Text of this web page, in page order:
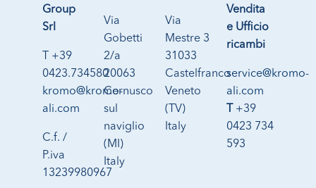
Group
Srl
T +39
0423.734580
kromo@kromo-
ali.com
C.f. /
P.iva
13239980967
Via
Gobetti
2/a
20063
Cernusco
sul
naviglio
(MI)
Italy
Via
Mestre 3
31033
Castelfranco
Veneto
(TV)
Italy
Vendita
e Ufficio
ricambi
service@kromo-
ali.com
T +39
0423 734
593